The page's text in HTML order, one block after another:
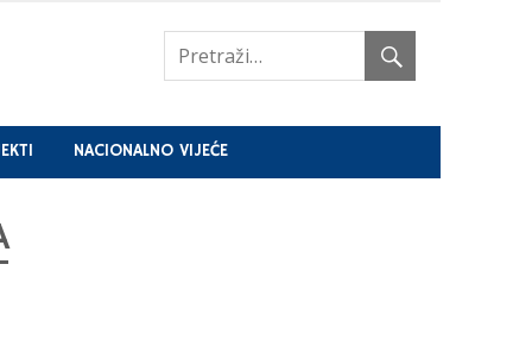
NACIONALNO VIJEĆE